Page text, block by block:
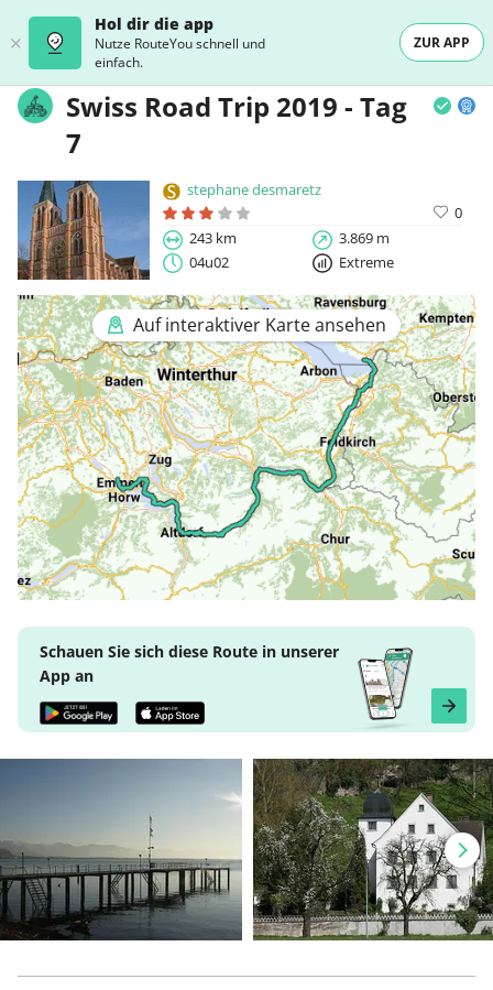
Hol dir die app
Nutze RouteYou schnell und
einfach.
ZUR APP
Swiss Road Trip 2019 - Tag
7
stephane desmaretz
0
243 km
3.869 m
04u02
Extreme
Auf interaktiver Karte ansehen
Schauen Sie sich diese Route in unserer
App an